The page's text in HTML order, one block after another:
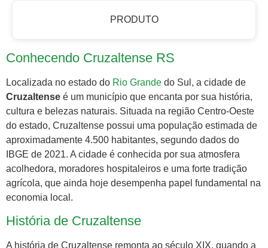
PRODUTO
Conhecendo Cruzaltense RS
Localizada no estado do Rio Grande do Sul, a cidade de
Cruzaltense é um município que encanta por sua história,
cultura e belezas naturais. Situada na região Centro-Oeste
do estado, Cruzaltense possui uma população estimada de
aproximadamente 4.500 habitantes, segundo dados do
IBGE de 2021. A cidade é conhecida por sua atmosfera
acolhedora, moradores hospitaleiros e uma forte tradição
agrícola, que ainda hoje desempenha papel fundamental na
economia local.
História de Cruzaltense
A história de Cruzaltense remonta ao século XIX, quando a